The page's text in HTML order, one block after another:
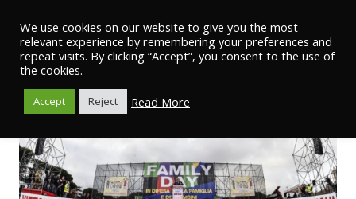
We use cookies on our website to give you the most
relevant experience by remembering your preferences and
repeat visits. By clicking “Accept”, you consent to the use of
the cookies.
Accept Reject Read More